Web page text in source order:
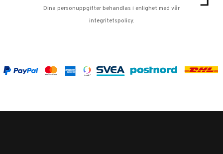
Dina personuppgifter behandlas i enlighet med vår
integritetspolicy.